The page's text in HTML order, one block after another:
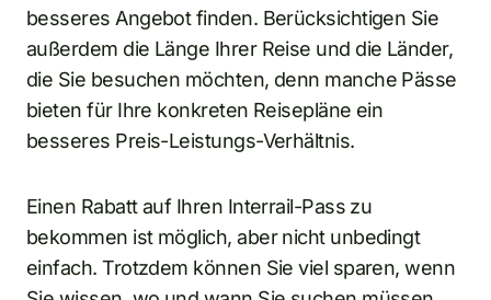
besseres Angebot finden. Berücksichtigen Sie
außerdem die Länge Ihrer Reise und die Länder,
die Sie besuchen möchten, denn manche Pässe
bieten für Ihre konkreten Reisepläne ein
besseres Preis-Leistungs-Verhältnis.
Einen Rabatt auf Ihren Interrail-Pass zu
bekommen ist möglich, aber nicht unbedingt
einfach. Trotzdem können Sie viel sparen, wenn